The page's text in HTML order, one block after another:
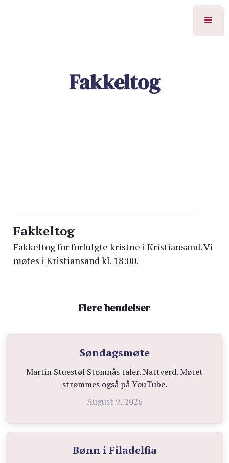
Fakkeltog
Fakkeltog
Fakkeltog for forfulgte kristne i Kristiansand. Vi
møtes i Kristiansand kl. 18:00.
Flere hendelser
Søndagsmøte
Martin Stuestøl Stomnås taler. Nattverd. Møtet
strømmes også på YouTube.
August 9, 2026
Bønn i Filadelfia